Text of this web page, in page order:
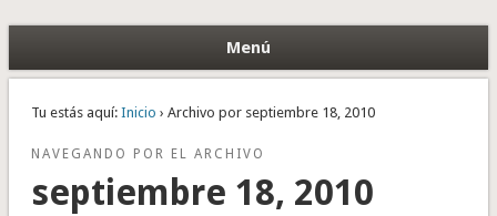
Menú
Tu estás aquí: Inicio › Archivo por septiembre 18, 2010
NAVEGANDO POR EL ARCHIVO
septiembre 18, 2010